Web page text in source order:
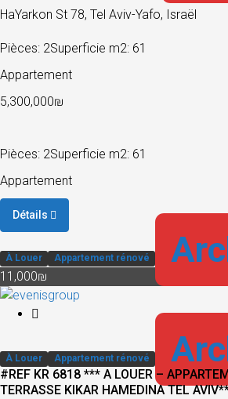
HaYarkon St 78, Tel Aviv-Yafo, Israël
Pièces: 2Superficie m2: 61
Appartement
5,300,000₪
Pièces: 2Superficie m2: 61
Appartement
Détails
À Louer Appartement rénové
11,000₪
À Louer Appartement rénové
#REF KR 6818 *** A LOUER –
TERRASSE KIKAR HAMEDINA TEL